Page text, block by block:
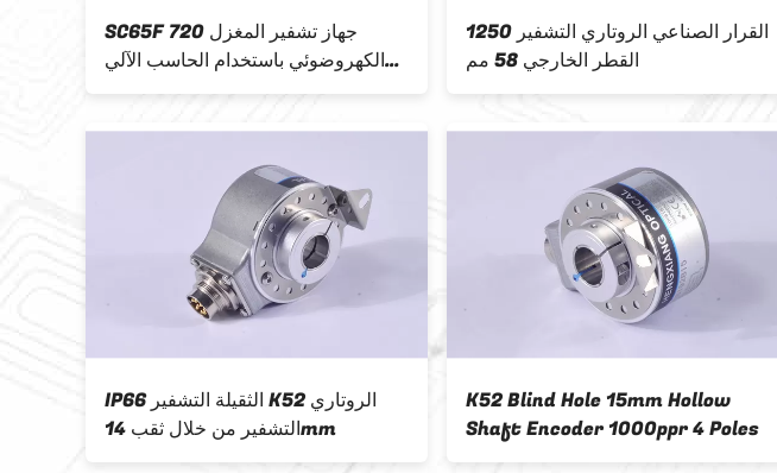
SC65F 720 جهاز تشفير المغزل
الكهروضوئي باستخدام الحاسب الآلي
النبضي R66S-15 LF / LFC
1250 القرار الصناعي الروتاري التشفير
القطر الخارجي 58 مم
IP66 الثقيلة التشفير K52 الروتاري
التشفير من خلال ثقب 14mm
K52 Blind Hole 15mm Hollow
Shaft Encoder 1000ppr 4 Poles